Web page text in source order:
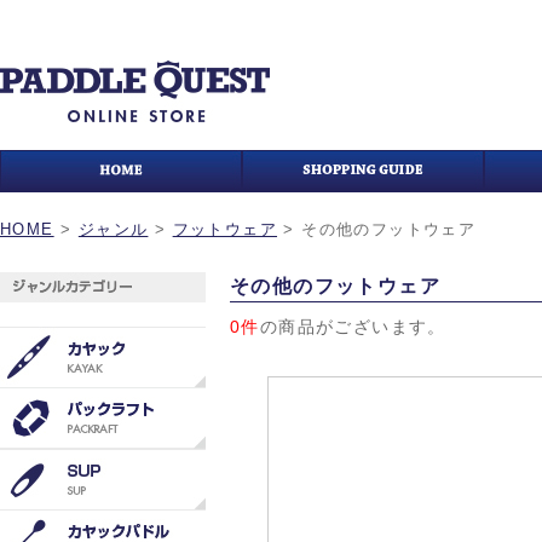
HOME > ジャンル > フットウェア > その他のフットウェア
その他のフットウェア
0件の商品がございます。